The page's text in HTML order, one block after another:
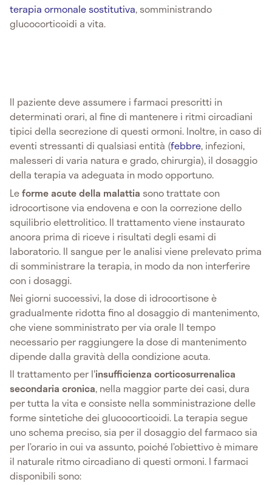
terapia ormonale sostitutiva, somministrando
glucocorticoidi a vita.
Il paziente deve assumere i farmaci prescritti in
determinati orari, al fine di mantenere i ritmi circadiani
tipici della secrezione di questi ormoni. Inoltre, in caso di
eventi stressanti di qualsiasi entità (febbre, infezioni,
malesseri di varia natura e grado, chirurgia), il dosaggio
della terapia va adeguata in modo opportuno.
Leforme acute della malattia sono trattate con
idrocortisone via endovena e con la correzione dello
squilibrio elettrolitico. Il trattamento viene instaurato
ancora prima di riceve i risultati degli esami di
laboratorio. Il sangue per le analisi viene prelevato prima
di somministrare la terapia, in modo da non interferire
con i dosaggi.
Nei giorni successivi, la dose di idrocortisone è
gradualmente ridotta fino al dosaggio di mantenimento,
che viene somministrato per via orale Il tempo
necessario per raggiungere la dose di mantenimento
dipende dalla gravità della condizione acuta.
Il trattamento per l'insufficienza corticosurrenalica
secondaria cronica, nella maggior parte dei casi, dura
per tutta la vita e consiste nella somministrazione delle
forme sintetiche dei glucocorticoidi. La terapia segue
uno schema preciso, sia per il dosaggio del farmaco sia
per l’orario in cui va assunto, poiché l’obiettivo è mimare
il naturale ritmo circadiano di questi ormoni. I farmaci
disponibili sono: